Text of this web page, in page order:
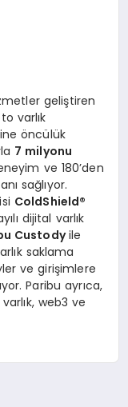
geliştiren
varlık
öncülük
7 milyonu
ve 180’den
sağlıyor.
ColdShield®
dijital varlık
Custodyile
saklama
ve girişimlere
Paribu ayrıca,
web3 ve